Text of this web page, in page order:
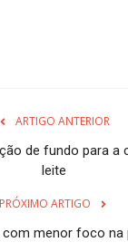
ARTIGO ANTERIOR
de fundo para a
leite
PRÓXIMO ARTIGO
menor foco na